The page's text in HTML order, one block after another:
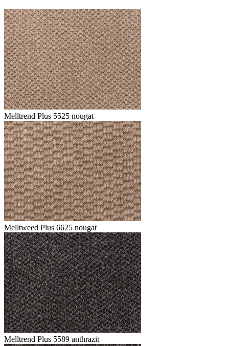
Melltrend Plus 5525 nougat
Melltweed Plus 6625 nougat
Melltrend Plus 5589 anthrazit